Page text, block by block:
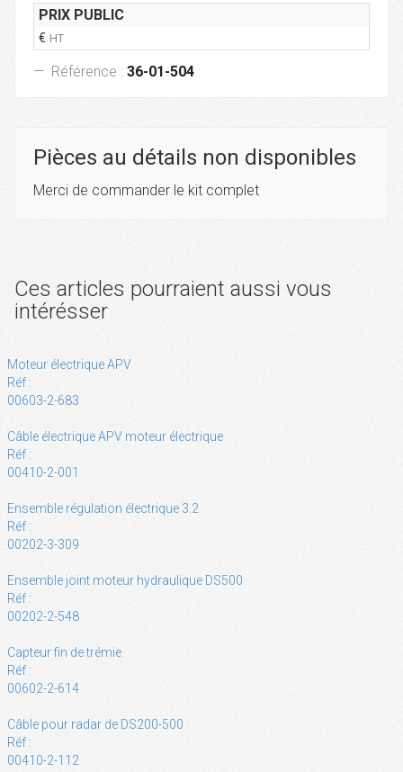
PRIX PUBLIC
€ HT
Référence : 36-01-504
Pièces au détails non disponibles
Merci de commander le kit complet
Ces articles pourraient aussi vous
intérésser
Moteur électrique APV
Réf :
00603-2-683
Câble électrique APV moteur électrique
Réf :
00410-2-001
Ensemble régulation électrique 3.2
Réf :
00202-3-309
Ensemble joint moteur hydraulique DS500
Réf :
00202-2-548
Capteur fin de trémie
Réf :
00602-2-614
Câble pour radar de DS200-500
Réf :
00410-2-112